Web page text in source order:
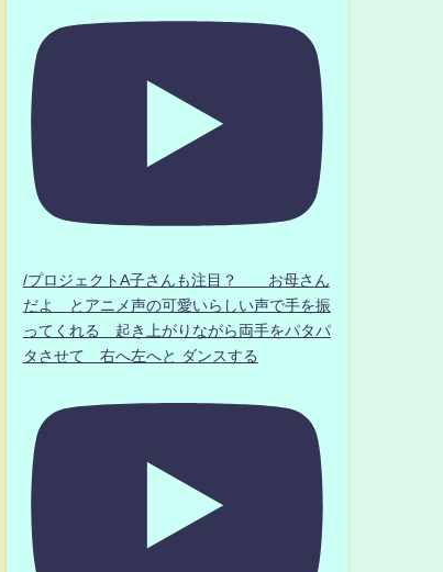
/プロジェクトA子さんも注目？ お母さん
だよ とアニメ声の可愛いらしい声で手を振
ってくれる 起き上がりながら両手をパタパ
タさせて 右へ左へと ダンスする